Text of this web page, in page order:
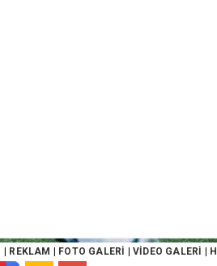
REKLAM FOTO GALERİ VİDEO GALERİ